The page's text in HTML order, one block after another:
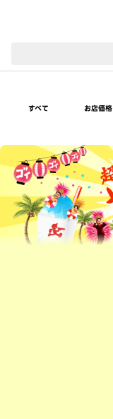
すべて お店価格
超ゴイゴイヤスー夏祭